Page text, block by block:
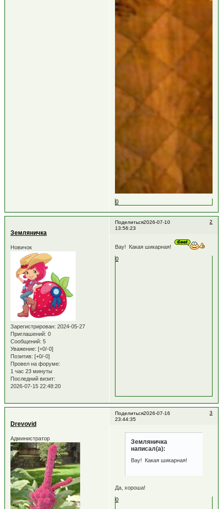
0
Поделиться 2
2026-07-10
13:56:23
Земляничка
Новичок
Зарегистрирован: 2024-05-27
Приглашений: 0
Сообщений: 5
Уважение: [+0/-0]
Позитив: [+0/-0]
Провел на форуме:
1 час 23 минуты
Последний визит:
2026-07-15 22:48:20
Вау! Какая шикарная!
0
Поделиться 3
2026-07-16
23:44:35
Drevovid
Администратор
Земляничка
написал(а):
Вау! Какая шикарная!
Да, хороша!
0